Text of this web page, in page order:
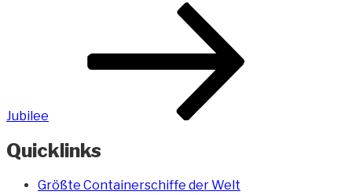
Jubilee
Quicklinks
Größte Containerschiffe der Welt